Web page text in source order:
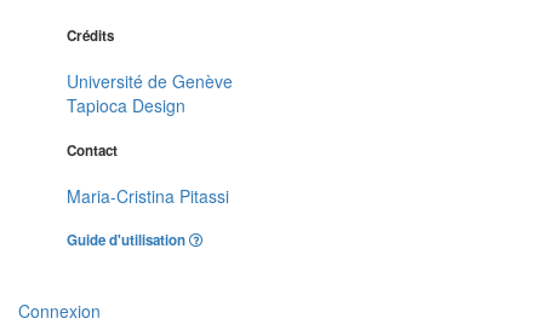
Crédits
Université de Genève
Tapioca Design
Contact
Maria-Cristina Pitassi
Guide d'utilisation
Connexion